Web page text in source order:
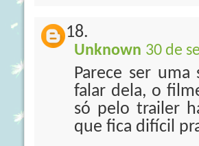
Unknown 30 de
Parece ser
falar dela, o
só pelo trailer
que fica difícil